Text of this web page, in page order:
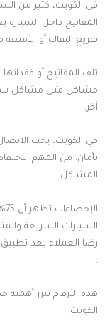
في الكويت، كثير من
المفاتيح داخل السيارة
تفريغ البقالة أو
تلف المفاتيح أو
مشاكل مثل مشاكل
آخر.
في الكويت، يجب
بأمان. من المهم
المشاكل.
رضا العملاء بعد تطبيق
.
هذه الأرقام تبرز
الكويت.